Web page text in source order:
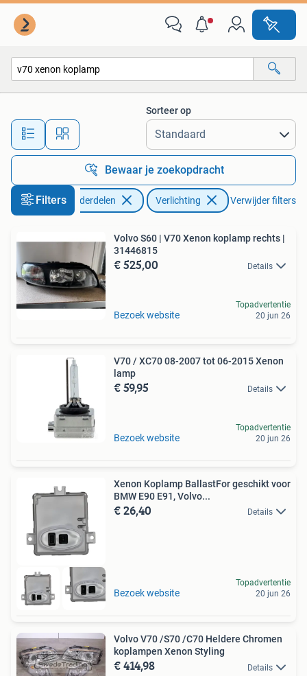
Alle afstanden…
Sorteer op
Bewaar je zoekopdracht
Filters
Auto-onderdelen Verlichting Verwijder filters
Volvo S60 | V70 Xenon koplamp rechts |
31446815
€ 525,00 Details
Bezoek website
Topadvertentie
20 jun 26
V70 / XC70 08-2007 tot 06-2015 Xenon
lamp
€ 59,95 Details
Bezoek website
Topadvertentie
20 jun 26
Xenon Koplamp BallastFor geschikt voor
BMW E90 E91, Volvo...
€ 26,40 Details
Bezoek website
Topadvertentie
20 jun 26
Volvo V70 /S70 /C70 Heldere Chromen
koplampen Xenon Styling
€ 414,98 Details